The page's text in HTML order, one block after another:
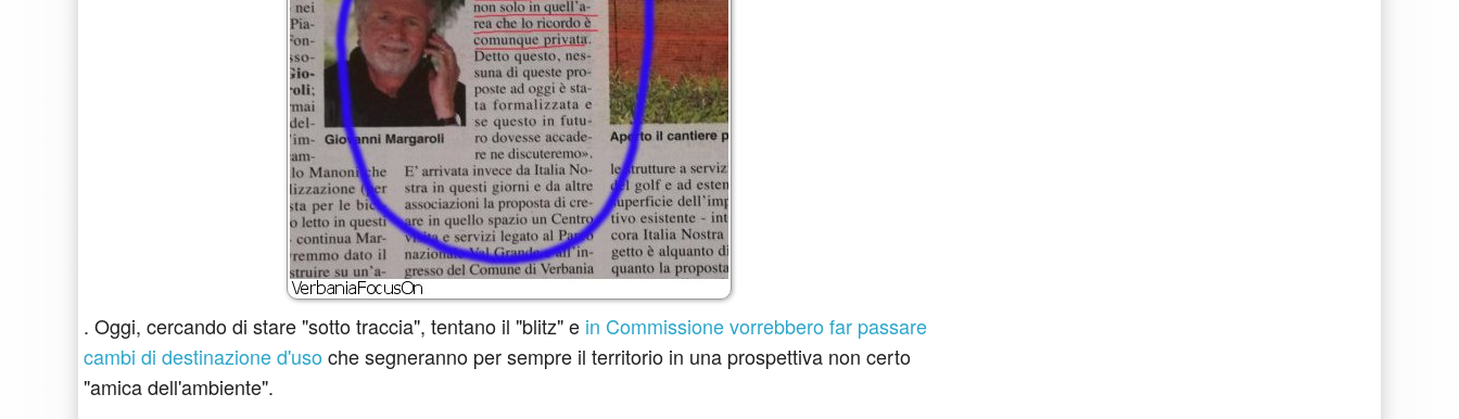
. Oggi, cercando di stare "sotto traccia", tentano il "blitz" e in Commissione vorrebbero far passare
cambi di destinazione d'usoche segneranno per sempre il territorio in una prospettiva non certo
"amica dell'ambiente".